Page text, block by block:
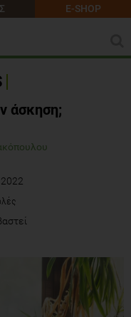
E-SHOP
άσκηση;
2022